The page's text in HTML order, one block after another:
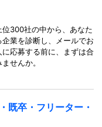
300社の中から、あなた
業を診断し、メールでお
応募する前に、まずは合
せんか。
既卒・フリーター・